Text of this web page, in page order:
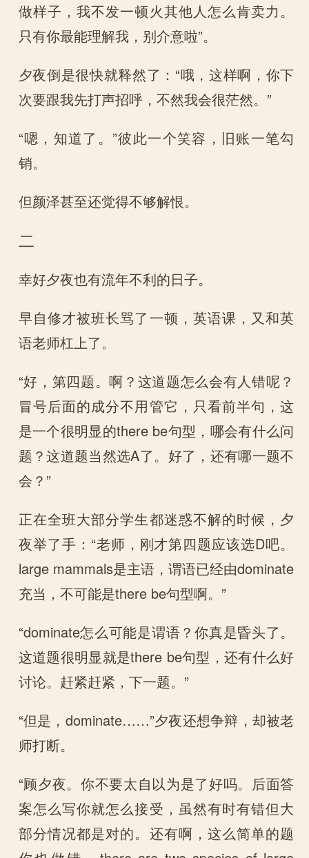
做样子，我不发一顿火其他人怎么肯卖力。
只有你最能理解我，别介意啦”。
夕夜倒是很快就释然了：“哦，这样啊，你下
次要跟我先打声招呼，不然我会很茫然。”
“嗯，知道了。”彼此一个笑容，旧账一笔勾
销。
但颜泽甚至还觉得不够解恨。
二
幸好夕夜也有流年不利的日子。
早自修才被班长骂了一顿，英语课，又和英
语老师杠上了。
“好，第四题。啊？这道题怎么会有人错呢？
冒号后面的成分不用管它，只看前半句，这
是一个很明显的there be句型，哪会有什么问
题？这道题当然选A了。好了，还有哪一题不
会？”
正在全班大部分学生都迷惑不解的时候，夕
夜举了手：“老师，刚才第四题应该选D吧。
large mammals是主语，谓语已经由dominate
充当，不可能是there be句型啊。”
“dominate怎么可能是谓语？你真是昏头了。
这道题很明显就是there be句型，还有什么好
讨论。赶紧赶紧，下一题。”
“但是，dominate……”夕夜还想争辩，却被老
师打断。
“顾夕夜。你不要太自以为是了好吗。后面答
案怎么写你就怎么接受，虽然有时有错但大
部分情况都是对的。还有啊，这么简单的题